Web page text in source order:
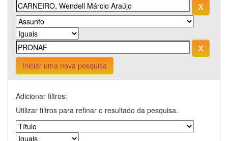
Iniciar uma nova pesquisa
Adicionar filtros:
Utilizar filtros para refinar o resultado da pesquisa.